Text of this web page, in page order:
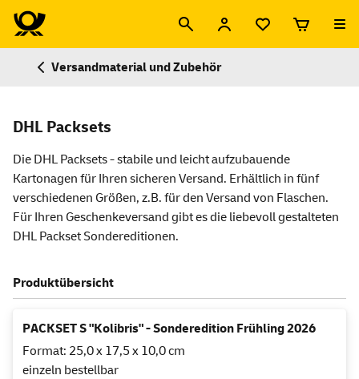
Versandmaterial und Zubehör
DHL Packsets
Die DHL Packsets - stabile und leicht aufzubauende
Kartonagen für Ihren sicheren Versand. Erhältlich in fünf
verschiedenen Größen, z.B. für den Versand von Flaschen.
Für Ihren Geschenkeversand gibt es die liebevoll gestalteten
DHL Packset Sondereditionen.
Produktübersicht
PACKSET S "Kolibris" - Sonderedition Frühling 2026
Format: 25,0 x 17,5 x 10,0 cm
einzeln bestellbar